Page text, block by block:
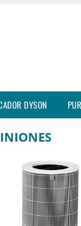
DYSON